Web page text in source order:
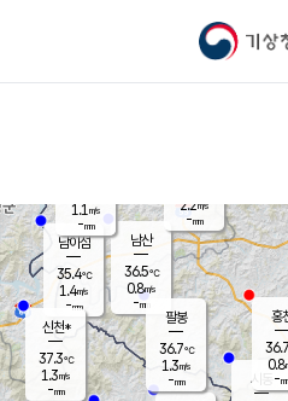
기상청
남이섬
35.4℃
1.4m/s
-mm
남산
36.5℃
0.8m/s
-mm
팔봉
36.7℃
1.3m/s
-mm
1.1 m/s
-mm
신천*
37.3℃
1.3m/s
-mm
시동
홍
36.7
0.8
-
2.2m/s
-mm